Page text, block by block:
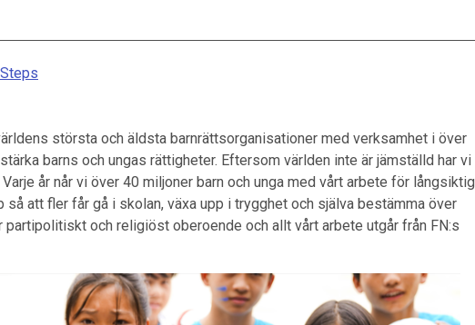
största och äldsta barnrättsorganisationer med verksamhet i över
barns och ungas rättigheter. Eftersom världen inte är jämställd har vi
år når vi över 40 miljoner barn och unga med vårt arbete för långsiktig
så att fler får gå i skolan, växa upp i trygghet och själva bestämma över
partipolitiskt och religiöst oberoende och allt vårt arbete utgår från FN:s